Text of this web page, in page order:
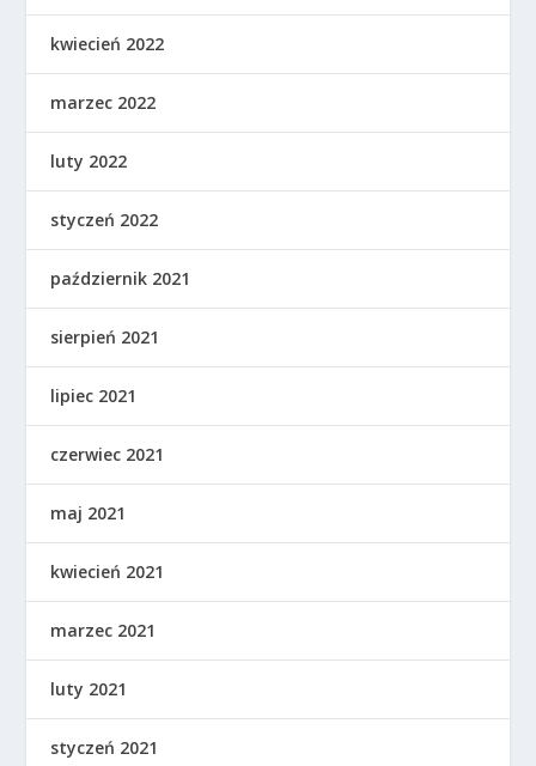
kwiecień 2022
marzec 2022
luty 2022
styczeń 2022
październik 2021
sierpień 2021
lipiec 2021
czerwiec 2021
maj 2021
kwiecień 2021
marzec 2021
luty 2021
styczeń 2021